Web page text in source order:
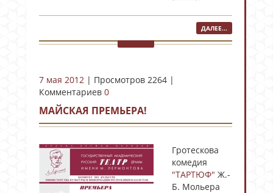
ДАЛЕЕ...
7 мая 2012 | Просмотров 2264 |
Комментариев 0
МАЙСКАЯ ПРЕМЬЕРА!
Гротескова
комедия
"ТАРТЮФ" Ж.-
Б. Мольера